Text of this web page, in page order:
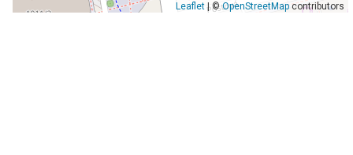
Leaflet| ©OpenStreetMapcontributors